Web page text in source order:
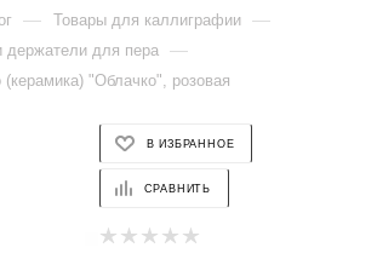
— Товары для каллиграфии —
держатели для пера —
"Облачко", розовая
В ИЗБРАННОЕ
СРАВНИТЬ